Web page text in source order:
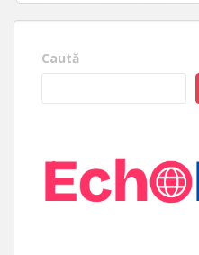
Caută